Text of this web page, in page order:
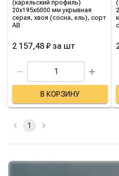
(карельский профиль)
20х195х6000 мм укрывная
серая, хвоя (сосна, ель), сорт
АВ
2 157,48 ₽ за шт
В КОРЗИНУ
1